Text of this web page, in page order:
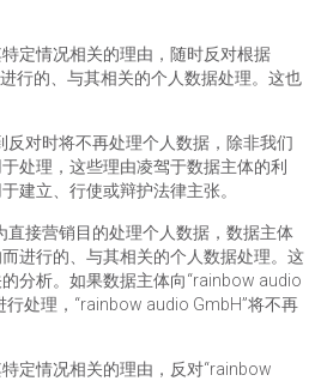
定情况相关的理由，随时反对根据
行的、与其相关的个人数据处理。这也
反对时将不再处理个人数据，除非我们
处理，这些理由凌驾于数据主体的利
建立、行使或辩护法律主张。
直接营销目的处理个人数据，数据主体
进行的、与其相关的个人数据处理。这
分析。如果数据主体向“rainbow audio
行处理，“rainbow audio GmbH”将不再
定情况相关的理由，反对“rainbow